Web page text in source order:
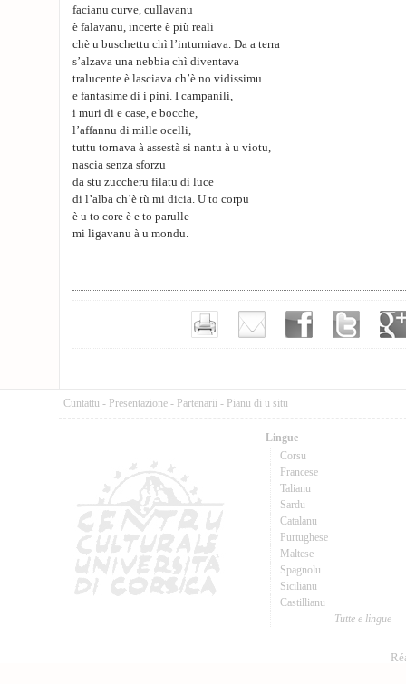
facianu curve, cullavanu
è falavanu, incerte è più reali
chè u buschettu chì l’inturniava. Da a terra
s’alzava una nebbia chì diventava
tralucente è lasciava ch’è no vidissimu
e fantasime di i pini. I campanili,
i muri di e case, e bocche,
l’affannu di mille ocelli,
tuttu tornava à assestà si nantu à u viotu,
nascia senza sforzu
da stu zuccheru filatu di luce
di l’alba ch’è tù mi dicia. U to corpu
è u to core è e to parulle
mi ligavanu à u mondu.
Cuntattu - Presentazione - Partenarii - Pianu di u situ
Lingue
Corsu
Francese
Talianu
Sardu
Catalanu
Purtughese
Maltese
Spagnolu
Sicilianu
Castillianu
Tutte e lingue